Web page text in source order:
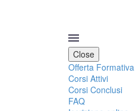
Close
Offerta Formativa
Corsi Attivi
Corsi Conclusi
FAQ